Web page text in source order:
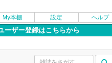
My本棚 設定 ヘルプ
ーザー登録はこちらから